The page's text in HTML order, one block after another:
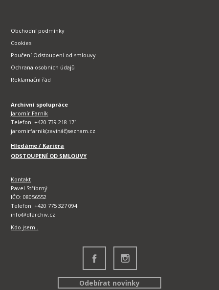
Obchodní podmínky
Cookies
Poučení Odstoupení od smlouvy
Ochrana osobních údajů
Reklamační řád
Archivní spolupráce
Jaromír Farník
Telefon: +420 739 218 171
jaromirfarnik(zavináč)seznam.cz
Hledáme / Kariéra
ODSTOUPENÍ OD SMLOUVY
Kontakt
Pavel Stříbrný
IČO: 08056552
Telefon: +420 775 327 094
info@dfarchiv.cz
Kdo jsem..
Odebírat novinky